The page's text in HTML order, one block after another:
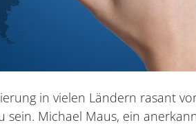
in vielen Ländern rasant
sein. Michael Maus, ein